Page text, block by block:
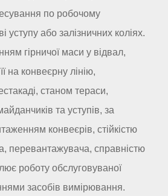
по робочому
уступу або залізничних коліях.
гірничої маси у відвал,
на конвеєрну лінію,
станом тераси,
та уступів, за
конвеєрів, стійкістю
перевантажувача, справністю
роботу обслуговуваної
засобів вимірювання.